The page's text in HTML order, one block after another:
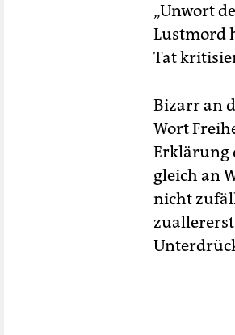
„Unwort
Lustmord
Tat
Bizarr an
Wort
Erklärung
gleich an
nicht